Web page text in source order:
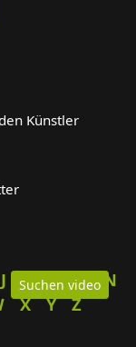
Suchen video
Künstler
J K L M
N
X Y Z